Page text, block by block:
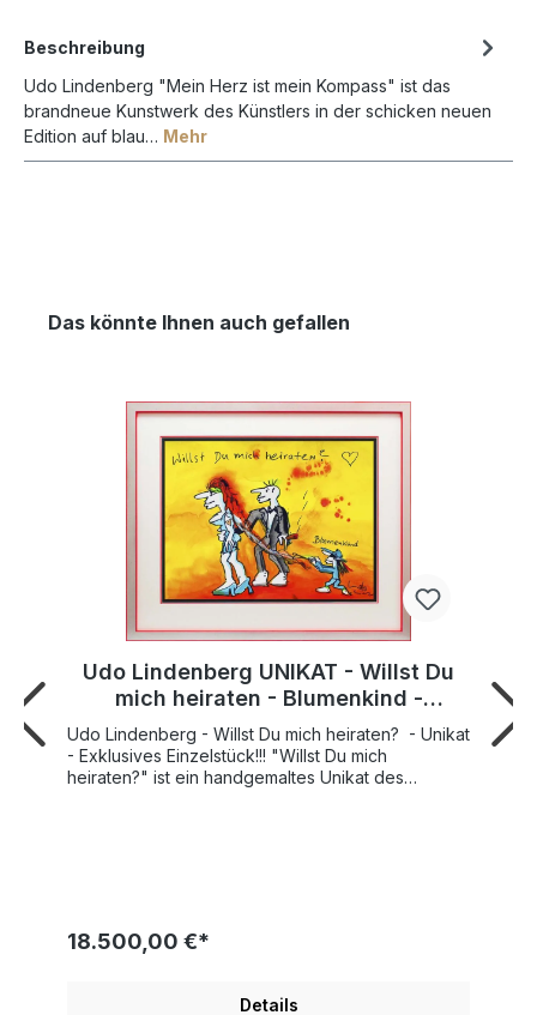
Beschreibung
Udo Lindenberg "Mein Herz ist mein Kompass" ist das
brandneue Kunstwerk des Künstlers in der schicken neuen
Edition auf blau… Mehr
Das könnte Ihnen auch gefallen
Udo Lindenberg UNIKAT - Willst Du
mich heiraten - Blumenkind -
handgemaltes Aquarell
Udo Lindenberg - Willst Du mich heiraten? - Unikat
- Exklusives Einzelstück!!! "Willst Du mich
heiraten?" ist ein handgemaltes Unikat des
Liebes-Message und dem Antrag "Willst Du mich
unvergleichbare Geschenkidee. Der Maler Udo
18.500,00 €*
Details